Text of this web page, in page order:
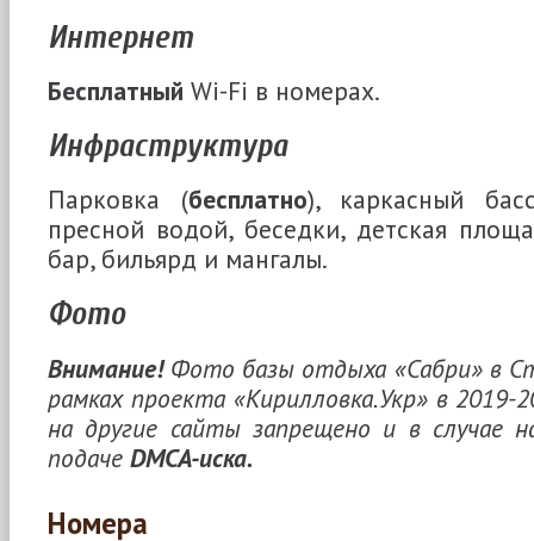
Интернет
Бесплатный Wi-Fi в номерах.
Инфраструктура
Парковка (бесплатно), каркасный
пресной водой, беседки, детская
бар, бильярд и мангалы.
Фото
Внимание!Фото базы отдыха «Сабри» в
рамках проекта «Кирилловка.Укр» в 2019-
на другие сайты запрещено и в случае
подаче DMCA-иска.
Номера